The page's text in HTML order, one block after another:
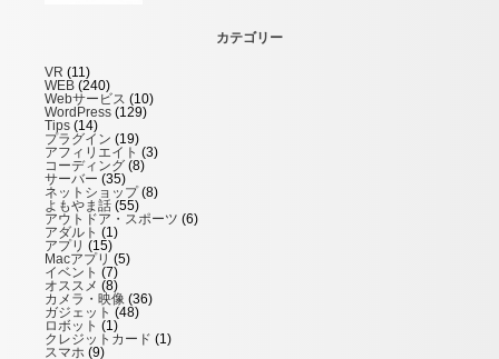
カテゴリー
VR (11)
WEB (240)
Webサービス (10)
WordPress (129)
Tips (14)
プラグイン (19)
アフィリエイト (3)
コーディング (8)
サーバー (35)
ネットショップ(8)
よもやま話 (55)
アウトドア・スポーツ (6)
アダルト (1)
アプリ (15)
Macアプリ (5)
イベント (7)
オススメ (8)
カメラ・映像 (36)
ガジェット (48)
ロボット (1)
クレジットカード (1)
スマホ (9)